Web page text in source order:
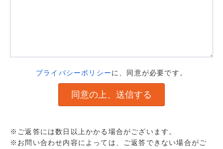
プライバシーポリシーに、同意が必要です。
※ご返答には数日以上かかる場合がございます。
※お問い合わせ内容によっては、ご返答できない場合がご